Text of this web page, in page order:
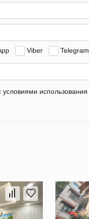
Viber Telegram
использования